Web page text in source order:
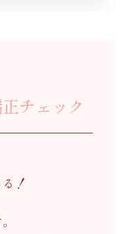
チェック
！